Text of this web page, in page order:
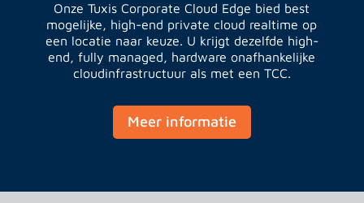
Onze Tuxis Corporate Cloud Edge bied best
mogelijke, high-end private cloud realtime op
een locatie naar keuze. U krijgt dezelfde high-
end, fully managed, hardware onafhankelijke
cloudinfrastructuur als met een TCC.
Meer informatie